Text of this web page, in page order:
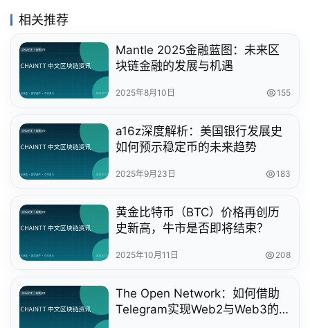
相关推荐
Mantle 2025金融蓝图：未来区
块链金融的发展与机遇
2025年8月10日 155
a16z深度解析：美国银行发展史
如何预示稳定币的未来趋势
2025年9月23日 183
黄金比特币（BTC）价格再创历
史新高，牛市是否即将结束？
2025年10月11日 208
The Open Network：如何借助
Telegram实现Web2与Web3的